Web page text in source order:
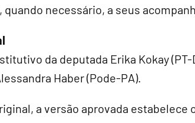
necessário, a seus
da deputada Erika Kokay
Haber (Pode-PA).
a versão aprovada estabelece